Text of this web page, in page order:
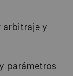
arbitraje y
parámetros